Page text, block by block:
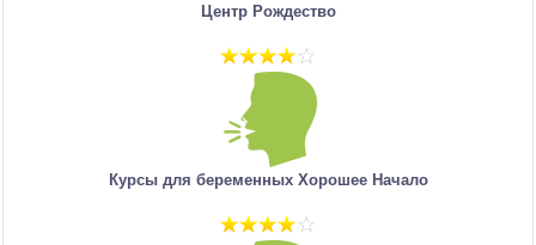
Центр Рождество
Курсы для беременных Хорошее Начало